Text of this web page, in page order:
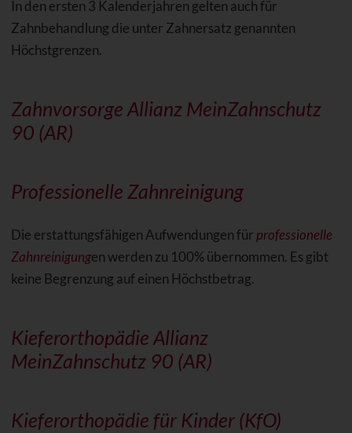
In den ersten 3 Kalenderjahren gelten auch für
Zahnbehandlung die unter Zahnersatz genannten
Höchstgrenzen.
Zahnvorsorge Allianz MeinZahnschutz
90 (AR)
Professionelle Zahnreinigung
Die erstattungsfähigen Aufwendungen für professionelle
Zahnreinigungen werden zu 100% übernommen. Es gibt
keine Begrenzung auf einen Höchstbetrag.
Kieferorthopädie Allianz
MeinZahnschutz 90 (AR)
Kieferorthopädie für Kinder (KfO)